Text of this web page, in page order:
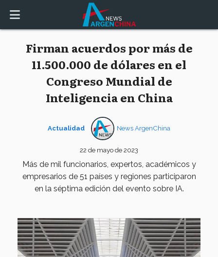
Firman acuerdos por más de
11.500.000 de dólares en el
Congreso Mundial de
Inteligencia en China
Más de mil funcionarios, expertos, académicos y
empresarios de 51 países y regiones participaron
en la séptima edición del evento sobre IA.
Actualidad
22 de mayo de 2023
News ArgenChina